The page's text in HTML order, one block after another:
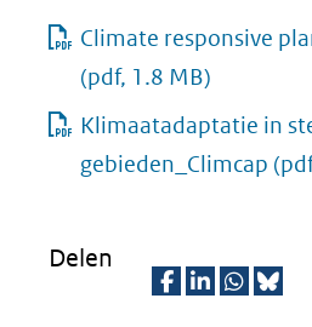
Climate responsive
(pdf, 1.8 MB)
Klimaatadaptatie in
gebieden_Climcap
Delen